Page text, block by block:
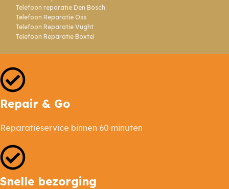
Telefoon reparatie Den Bosch
Telefoon Reparatie Oss
Telefoon Reparatie Vught
Telefoon Reparatie Boxtel
Repair & Go
Reparatieservice binnen 60 minuten
Snelle bezorging